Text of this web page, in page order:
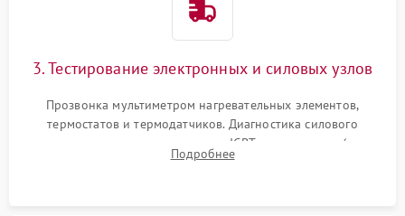
3. Тестирование электронных и силовых узлов
Прозвонка мультиметром нагревательных элементов,
термостатов и термодатчиков. Диагностика силового
модуля, реле, диодных мостов и IGBT-транзисторов (для
индукции). Проверка кранов и газ-контроля (для газовых
Подробнее